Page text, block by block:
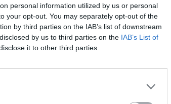
personal information utilized by us or personal
your opt-out. You may separately opt-out of the
by third parties on the IAB’s list of downstream
by us to third parties on the IAB’s List of
it to other third parties.
Ομογένεια